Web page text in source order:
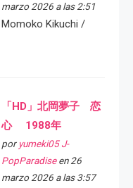
marzo 2026 a las 2:51
Momoko Kikuchi /
「HD」北岡夢子 恋
心 1988年
por yumeki05 J-
PopParadiseen 26
marzo 2026 a las 3:57